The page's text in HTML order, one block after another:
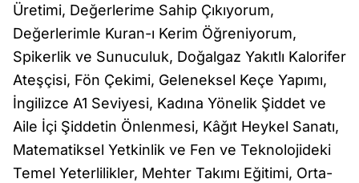
Üretimi, Değerlerime Sahip Çıkıyorum,
Değerlerimle Kuran-ı Kerim Öğreniyorum,
Spikerlik ve Sunuculuk, Doğalgaz Yakıtlı Kalorifer
Ateşçisi, Fön Çekimi, Geleneksel Keçe Yapımı,
İngilizce A1 Seviyesi, Kadına Yönelik Şiddet ve
Aile İçi Şiddetin Önlenmesi, Kâğıt Heykel Sanatı,
Matematiksel Yetkinlik ve Fen ve Teknolojideki
Temel Yeterlilikler, Mehter Takımı Eğitimi, Orta-